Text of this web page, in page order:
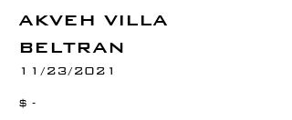
AKVEH VILLA
BELTRAN
11/23/2021
$ -